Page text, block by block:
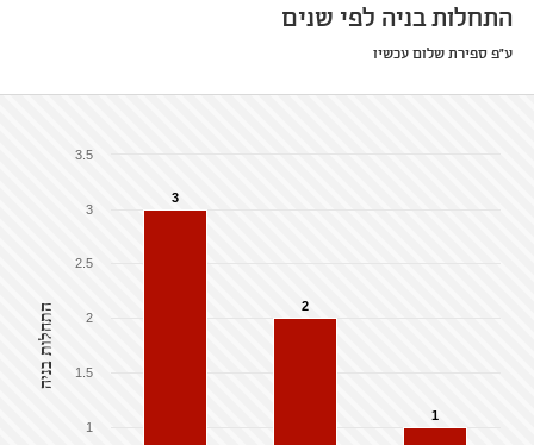
התחלות בניה לפי שנים
ע"פ ספירת שלום עכשיו
התחלות בניה
1
1.5
2
2.5
3
3.5
3
2
1